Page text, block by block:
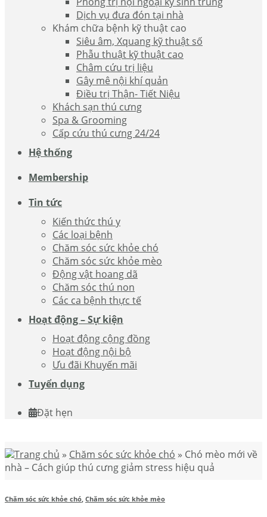
Dịch vụ đưa đón tại nhà
Khám chữa bệnh kỹ thuật cao
Siêu âm, Xquang kỹ thuật số
Phẫu thuật kỹ thuật cao
Châm cứu trị liệu
Gây mê nội khí quản
Điều trị Thận- Tiết Niệu
Khách sạn thú cưng
Spa & Grooming
Cấp cứu thú cưng 24/24
Hệ thống
Membership
Tin tức
Kiến thức thú y
Các loại bệnh
Chăm sóc sức khỏe chó
Chăm sóc sức khỏe mèo
Động vật hoang dã
Chăm sóc thú non
Các ca bệnh thực tế
Hoạt động – Sự kiện
Hoạt động cộng đồng
Hoạt động nội bộ
Ưu đãi Khuyến mãi
Tuyển dụng
Đặt hẹn
Trang chủ » Chăm sóc sức khỏe chó » Chó mèo mới về
nhà – Cách giúp thú cưng giảm stress hiệu quả
Chăm sóc sức khỏe chó, Chăm sóc sức khỏe mèo